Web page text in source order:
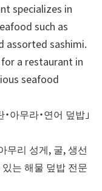
specializes in
such as
assorted sashimi.
a restaurant in
seafood
아무라・연어 덮밥」
무리 성게, 굴, 생선
는 해물 덮밥 전문